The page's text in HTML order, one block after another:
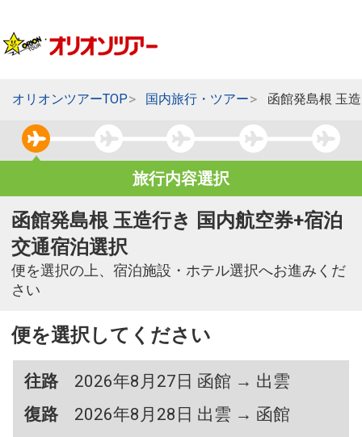
オリオンツアーTOP 国内旅行・ツアー 函館発島根 玉
旅行内容選択
函館発島根 玉造行き 国内航空券+宿泊
交通宿泊選択
便を選択の上、宿泊施設・ホテル選択へお進みくだ
さい
便を選択してください
往路
2026年8月27日 函館 → 出雲
復路
2026年8月28日 出雲 → 函館